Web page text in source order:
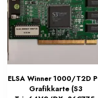
ELSA Winner 1000/T2D
Grafikkarte (S3